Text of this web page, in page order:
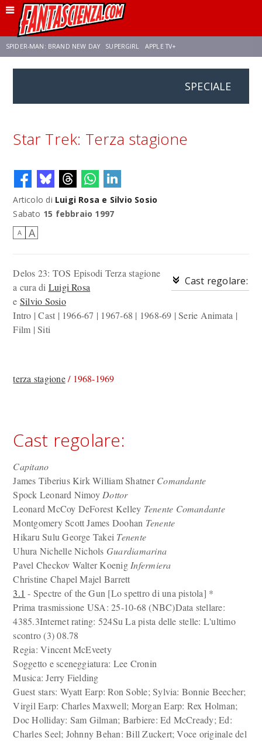
SPIDER-MAN: BRAND NEW DAY SUPERGIRL APPLE TV+
AVENGERS: DOOMSDAY
SPECIALE
Star Trek: Terza stagione
Articolo di Luigi Rosa e Silvio Sosio
Sabato 15 febbraio 1997
A A
Cast regolare:
Delos 23: TOS Episodi Terza stagione
a cura di Luigi Rosa
e Silvio Sosio
Intro | Cast | 1966-67 | 1967-68 | 1968-69 | Serie Animata |
Film | Siti
terza stagione/ 1968-1969
Cast regolare:
Capitano
James Tiberius Kirk William ShatnerComandante
Spock Leonard Nimoy Dottor
Leonard McCoy DeForest Kelley Tenente Comandante
Montgomery Scott James Doohan Tenente
Hikaru Sulu George Takei Tenente
Uhura Nichelle Nichols Guardiamarina
Pavel Checkov Walter Koenig Infermiera
Christine Chapel Majel Barrett
3.1 - Spectre of the Gun [Lo spettro di una pistola] *
Prima trasmissione USA: 25-10-68 (NBC)Data stellare:
4385.3Internet rating: 524Su La pista delle stelle: L'ultimo
scontro (3) 08.78
Regia: Vincent McEveety
Soggetto e sceneggiatura: Lee Cronin
Musica: Jerry Fielding
Guest stars: Wyatt Earp: Ron Soble; Sylvia: Bonnie Beecher;
Virgil Earp: Charles Maxwell; Morgan Earp: Rex Holman;
Doc Holliday: Sam Gilman; Barbiere: Ed McCready; Ed:
Charles Seel; Johnny Behan: Bill Zuckert; Voce originale del